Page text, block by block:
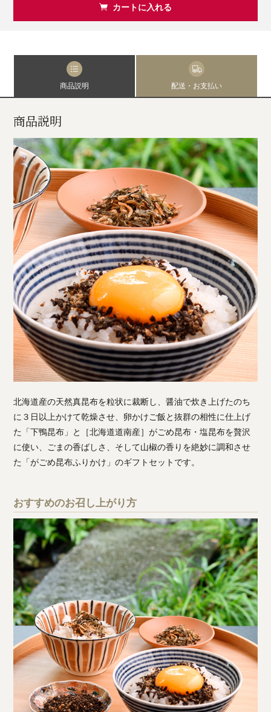
カートに入れる
商品説明 配送・お支払い
商品説明
北海道産の天然真昆布を粒状に裁断し、醤油で炊き上げたのち
に３日以上かけて乾燥させ、卵かけご飯と抜群の相性に仕上げ
た「下鴨昆布」と［北海道道南産］がごめ昆布・塩昆布を贅沢
に使い、ごまの香ばしさ、そして山椒の香りを絶妙に調和させ
た「がごめ昆布ふりかけ」のギフトセットです。
おすすめのお召し上がり方